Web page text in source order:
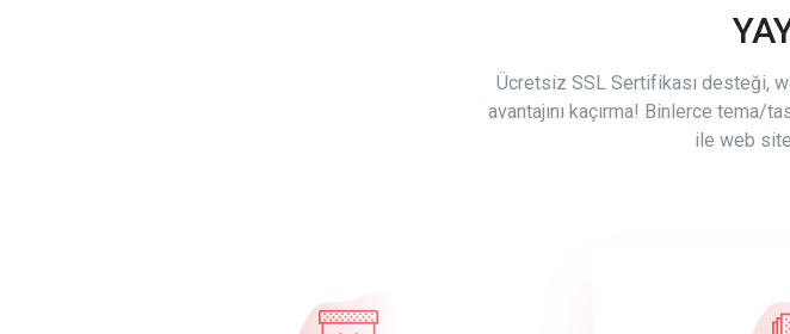
Ücretsiz SSL Sertifikası desteği,
avantajını kaçırma! Binlerce tema/
ile web